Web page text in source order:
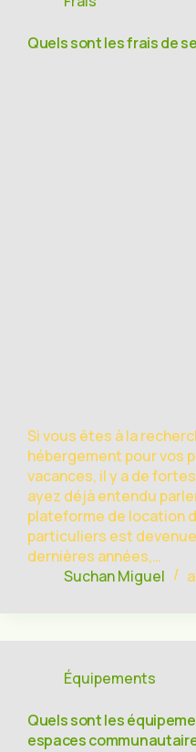
Quels sont les frais de
Si vous êtes à la
hébergement pour vos
vacances, il y a de
ayez déjà entendu
plateforme de location
particuliers est
dernières années,…
Suchan Miguel
Équipements
Quels sont les
espaces